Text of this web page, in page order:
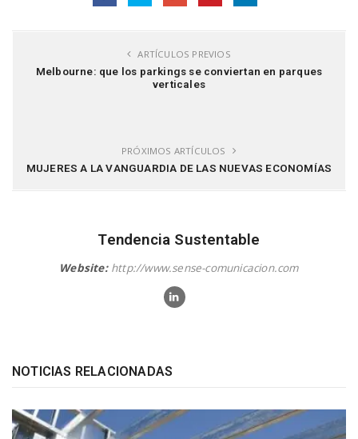
ARTÍCULOS PREVIOS
Melbourne: que los parkings se conviertan en parques
verticales
PRÓXIMOS ARTÍCULOS
MUJERES A LA VANGUARDIA DE LAS NUEVAS ECONOMÍAS
Tendencia Sustentable
Website: http://www.sense-comunicacion.com
NOTICIAS RELACIONADAS